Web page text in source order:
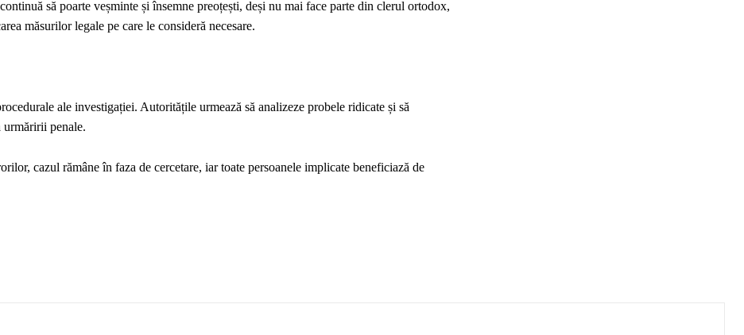
să poarte veșminte și însemne preoțești, deși nu mai face parte din clerul ortodox,
măsurilor legale pe care le consideră necesare.
ale investigației. Autoritățile urmează să analizeze probele ridicate și să
urmăririi penale.
cazul rămâne în faza de cercetare, iar toate persoanele implicate beneficiază de